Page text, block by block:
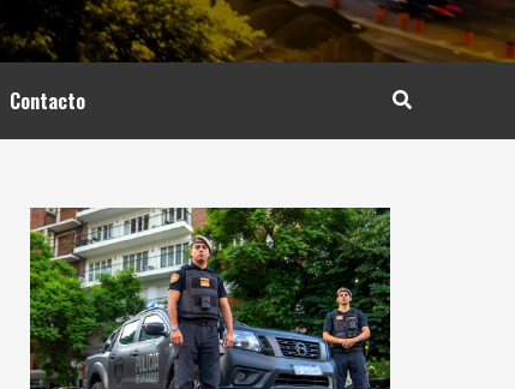
Contacto